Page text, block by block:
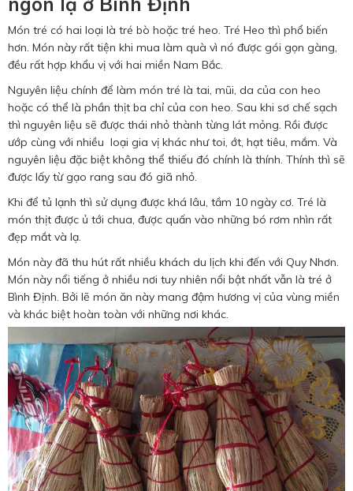
Món tré có hai loại là tré bò hoặc tré heo. Tré Heo thì phổ biến
hơn. Món này rất tiện khi mua làm quà vì nó được gói gọn gàng,
đều rất hợp khẩu vị với hai miền Nam Bắc.
Nguyên liệu chính để làm món tré là tai, mũi, da của con heo
hoặc có thể là phần thịt ba chỉ của con heo. Sau khi sơ chế sạch
thì nguyên liệu sẽ được thái nhỏ thành từng lát mỏng. Rồi được
ướp cùng với nhiều loại gia vị khác như toi, ớt, hạt tiêu, mắm. Và
nguyên liệu đặc biệt không thể thiếu đó chính là thính. Thính thì sẽ
được lấy từ gạo rang sau đó giã nhỏ.
Khi để tủ lạnh thì sử dụng được khá lâu, tầm 10 ngày cơ. Tré là
món thịt được ủ tới chua, được quấn vào những bó rơm nhìn rất
đẹp mắt và lạ.
Món này đã thu hút rất nhiều khách du lịch khi đến với Quy Nhơn.
Món này nổi tiếng ở nhiều nơi tuy nhiên nổi bật nhất vẫn là tré ở
Bình Định. Bởi lẽ món ăn này mang đậm hương vị của vùng miền
và khác biệt hoàn toàn với những nơi khác.